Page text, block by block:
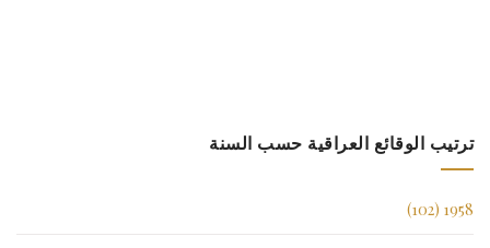
ترتيب الوقائع العراقية حسب السنة
1958 (102)